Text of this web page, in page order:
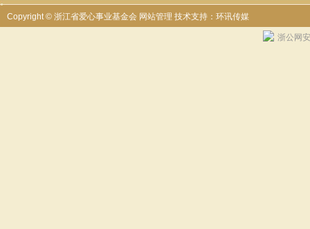
Copyright © 浙江省爱心事业基金会 网站管理 技术支持：环讯传媒
浙公网